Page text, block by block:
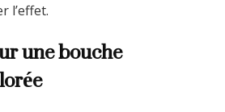
l’effet.
une bouche